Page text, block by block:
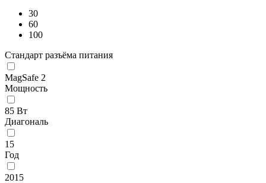
30
60
100
Стандарт разъёма питания
MagSafe 2
Мощность
85 Вт
Диагональ
15
Год
2015